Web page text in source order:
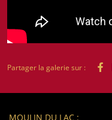
Partager la galerie sur :
MOULIN DU LAC :